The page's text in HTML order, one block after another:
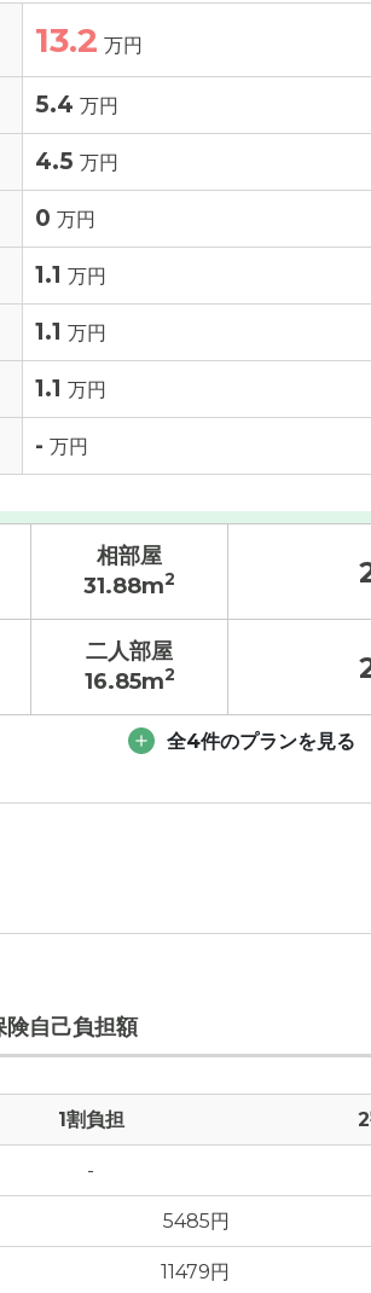
13.2 万円
5.4 万円
4.5 万円
0 万円
1.1 万円
1.1 万円
1.1 万円
- 万円
相部屋
31.88m2
入居金
1.1 万円
万円
二人部屋
16.85m2
5.4 万円
0 万円
1.1 万円
万円
全4件のプランを見る
険自己負担額
1割負担
-
5485円
11479円